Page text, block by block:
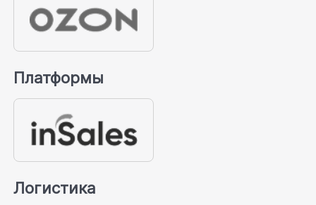
Платформы
Логистика